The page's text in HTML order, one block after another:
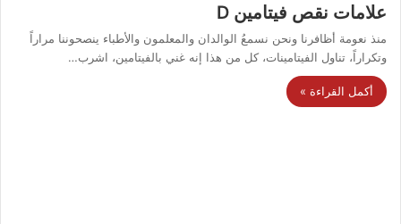
علامات نقص فيتامين D
منذ نعومة أظافرنا ونحن نسمعُ الوالدان والمعلمون والأطباء ينصحوننا مراراً
وتكراراً، تناول الفيتامينات، كل من هذا إنه غني بالفيتامين، اشرب…
أكمل القراءة »